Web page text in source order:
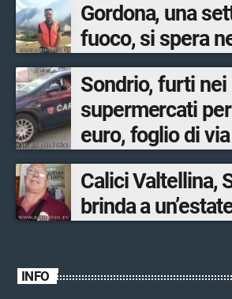
Gordona, una
fuoco, si spera
Sondrio, furti nei
supermercati
euro, foglio di
ventinovenne
Calici Valtellina,
brinda a
INFO